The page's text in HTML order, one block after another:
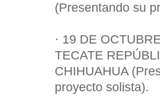
(Presentando su
· 19 DE
TECATE
CHIHUAHUA
proyecto solista).